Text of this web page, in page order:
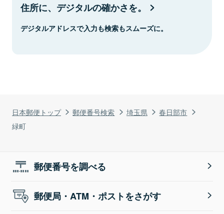
日本郵便トップ 郵便番号検索 埼玉県
春日部市
緑町
住所に、デジタルの確かさを。
デジタルアドレスで入力も検索もスムーズに。
郵便番号を調べる
郵便局・ATM・ポストをさがす